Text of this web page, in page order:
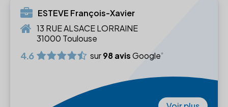
ESTEVE François-Xavier
13 RUE ALSACE LORRAINE
31000 Toulouse
4.6 sur98 avisGoogle